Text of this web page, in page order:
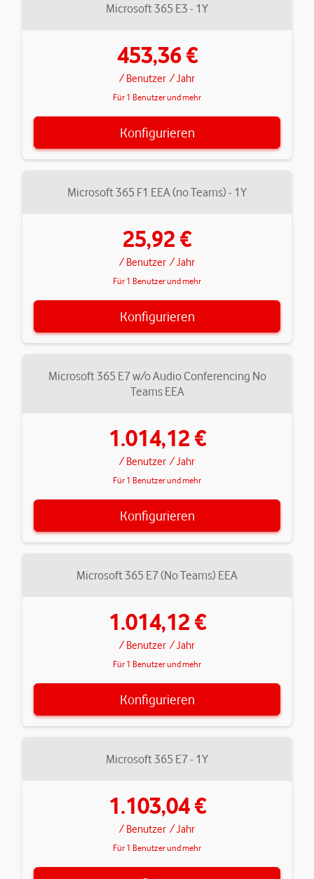
Microsoft 365 E3 - 1Y
453,36 €
/ Benutzer / Jahr
Für 1 Benutzer und mehr
Konfigurieren
Microsoft 365 F1 EEA (no Teams) - 1Y
25,92 €
/ Benutzer / Jahr
Für 1 Benutzer und mehr
Konfigurieren
Microsoft 365 E7 w/o Audio Conferencing No
Teams EEA
1.014,12 €
/ Benutzer / Jahr
Für 1 Benutzer und mehr
Konfigurieren
Microsoft 365 E7 (No Teams) EEA
1.014,12 €
/ Benutzer / Jahr
Für 1 Benutzer und mehr
Konfigurieren
Microsoft 365 E7 - 1Y
1.103,04 €
/ Benutzer / Jahr
Für 1 Benutzer und mehr